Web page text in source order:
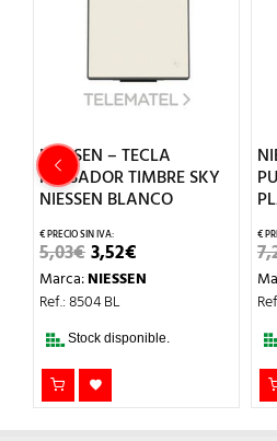
NIESSEN – TECLA
PULSADOR TIMBRE SKY
NIESSEN BLANCO
5,03€EL
PRECIO
ORIGINAL
ERA:
3,52€PRECIO
ACTUAL
Marca:NIESSEN
Ref.: 8504 BL
Stock disponible.